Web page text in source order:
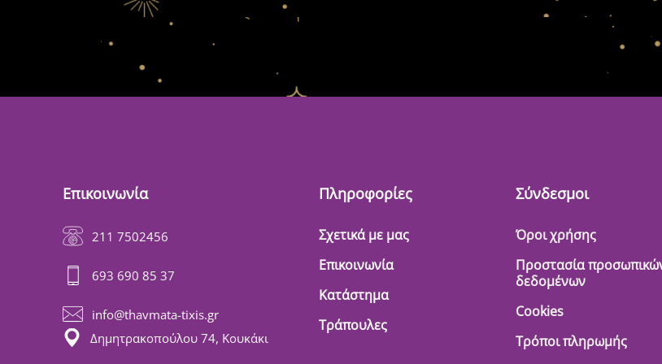
Επικοινωνία
211 7502456
693 690 85 37
info@thavmata-tixis.gr
Δημητρακοπούλου 74, Κουκάκι
Πληροφορίες
Σχετικά με μας
Επικοινωνία
Κατάστημα
Τράπουλες
Σύνδεσμοι
Όροι χρήσης
Προστασία
δεδομένων
Cookies
Τρόποι πληρωμής